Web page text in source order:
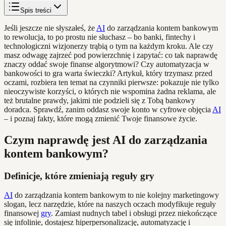
Spis treści
Jeśli jeszcze nie słyszałeś, że AI do zarządzania kontem bankowym
to rewolucja, to po prostu nie słuchasz – bo banki, fintechy i
technologiczni wizjonerzy trąbią o tym na każdym kroku. Ale czy
masz odwagę zajrzeć pod powierzchnię i zapytać: co tak naprawdę
znaczy oddać swoje finanse algorytmowi? Czy automatyzacja w
bankowości to gra warta świeczki? Artykuł, który trzymasz przed
oczami, rozbiera ten temat na czynniki pierwsze: pokazuje nie tylko
nieoczywiste korzyści, o których nie wspomina żadna reklama, ale
też brutalne prawdy, jakimi nie podzieli się z Tobą bankowy
doradca. Sprawdź, zanim oddasz swoje konto w cyfrowe objęcia AI
– i poznaj fakty, które mogą zmienić Twoje finansowe życie.
Czym naprawdę jest AI do zarządzania
kontem bankowym?
Definicje, które zmieniają reguły gry
AI do zarządzania kontem bankowym to nie kolejny marketingowy
slogan, lecz narzędzie, które na naszych oczach modyfikuje reguły
finansowej gry. Zamiast nudnych tabel i obsługi przez niekończące
się infolinie, dostajesz hiperpersonalizację, automatyzację i